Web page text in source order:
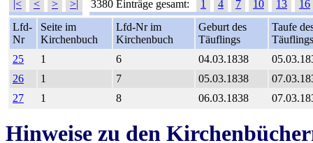
|< < > >| 3380 Einträge gesamt: 1 4 7 10 13
16
Lfd-
Nr
Seite im
Kirchenbuch
Lfd-Nr im
Kirchenbuch
Geburt des
Täuflings
Taufe
Täuflings
25
1 6 04.03.1838
26
1 7 05.03.1838
27
1 8 06.03.1838
Hinweise zu den